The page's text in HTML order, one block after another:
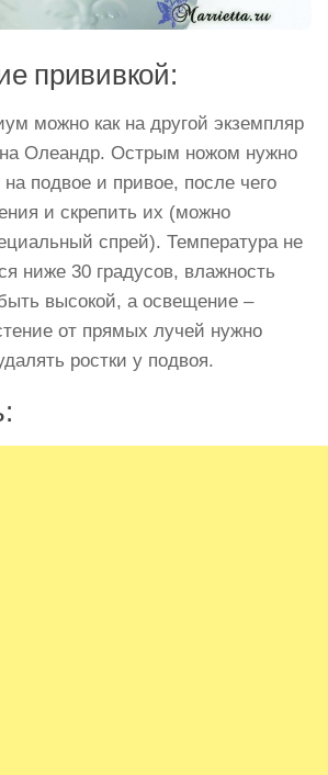
прививкой:
можно как на другой экземпляр
Олеандр. Острым ножом нужно
подвое и привое, после чего
и скрепить их (можно
спрей). Температура не
ниже 30 градусов, влажность
высокой, а освещение –
от прямых лучей нужно
ростки у подвоя.